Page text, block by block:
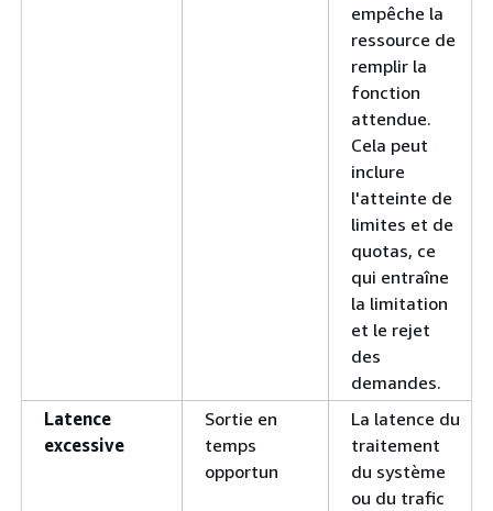
empêche la
ressource de
remplir la
fonction
attendue.
Cela peut
inclure
l'atteinte de
limites et de
quotas, ce
qui entraîne
la limitation
et le rejet
des
demandes.
Latence
excessive
Sortie en
temps
opportun
La latence du
traitement
du système
ou du trafic